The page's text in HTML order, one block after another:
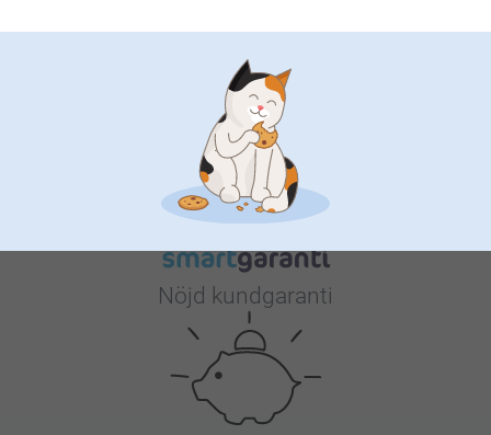
smartphoto
Nöjd kundgaranti